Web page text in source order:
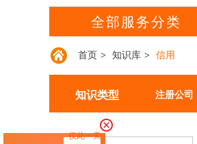
全部服务分类
仅此一天
恭喜杭州**科技核名成功
恭喜杭州*贸易有限公司合规成功
首页 > 知识库 > 信用
知识类型 注册公司